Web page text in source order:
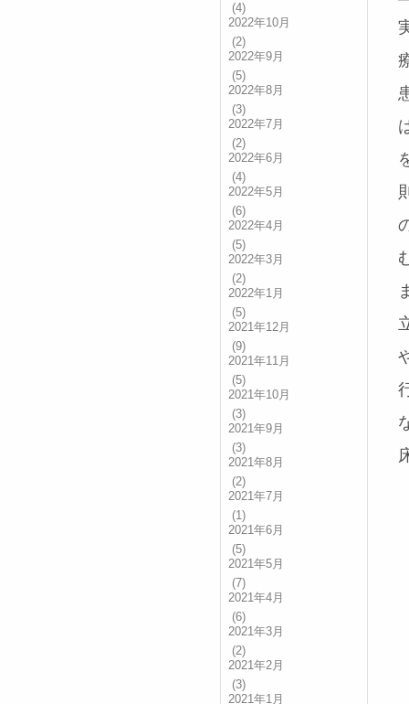
(4)
2022年10月
(2)
2022年9月
(5)
2022年8月
(3)
2022年7月
(2)
2022年6月
(4)
2022年5月
(6)
2022年4月
(5)
2022年3月
(2)
2022年1月
(5)
2021年12月
(9)
2021年11月
(5)
2021年10月
(3)
2021年9月
(3)
2021年8月
(2)
2021年7月
(1)
2021年6月
(5)
2021年5月
(7)
2021年4月
(6)
2021年3月
(2)
2021年2月
(3)
2021年1月